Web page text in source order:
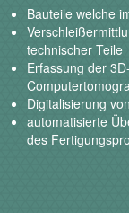
Bauteile welche
technischer Teile
Erfassung der
Digitalisierung
automatisierte
des